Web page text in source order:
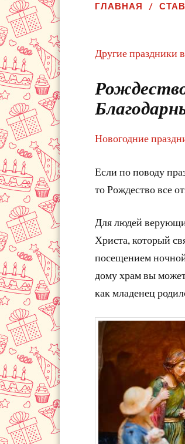
ГЛАВНАЯ
Другие праздники
Новогодние
Если по поводу
то Рождество все
Для людей
Христа, который
посещением
дому храм вы
как младенец